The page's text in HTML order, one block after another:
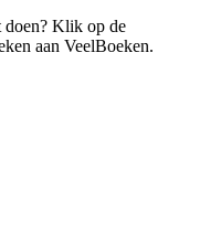
doen? Klik op de
aan VeelBoeken.